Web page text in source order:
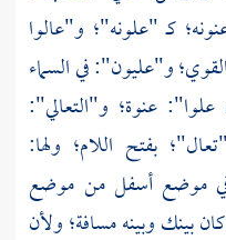
كـ "علونه"؛ و"عالوا
و"عليون": في السماء
علوا": عنوة؛ و"التعالي":
بفتح اللام؛ ولها:
في موضع أسفل من موضع
كان بينك وبينه مسافة؛ ولأن